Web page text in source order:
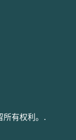
有权利。.